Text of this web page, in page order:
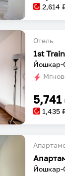
2,614
Отель
1st
Йошкар-
5,741
1,435
Йошкар-